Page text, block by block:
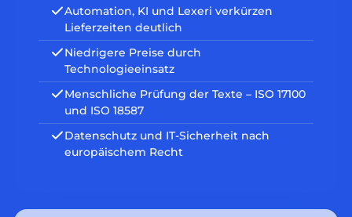
Automation, KI und Lexeri verkürzen
Lieferzeiten deutlich
Niedrigere Preise durch
Technologieeinsatz
Menschliche Prüfung der Texte – ISO 17100
und ISO 18587
Datenschutz und IT-Sicherheit nach
europäischem Recht